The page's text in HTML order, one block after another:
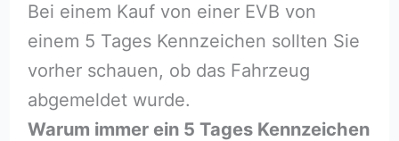
Bei einem Kauf von einer EVB von
einem 5 Tages Kennzeichen sollten Sie
vorher schauen, ob das Fahrzeug
abgemeldet wurde.
Warum immer ein 5 Tages Kennzeichen